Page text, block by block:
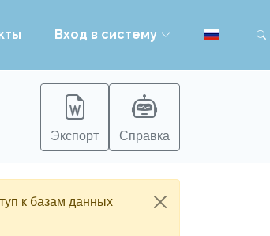
Вход в систему
Экспорт Справка
к базам данных